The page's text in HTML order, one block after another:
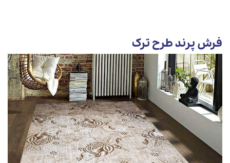
فرش پرند طرح ترک